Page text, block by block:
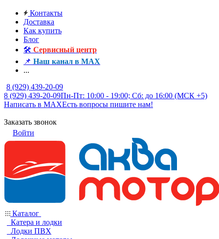
Контакты
Доставка
Как купить
Блог
🛠️ Сервисный центр
📌 Наш канал в MAX
...
8 (929) 439-20-09
8 (929) 439-20-09Пн-Пт: 10:00 - 19:00; Сб: до 16:00 (МСК +5)
Написать в MAXЕсть вопросы пишите нам!
Заказать звонок
Войти
Каталог
Катера и лодки
Лодки ПВХ